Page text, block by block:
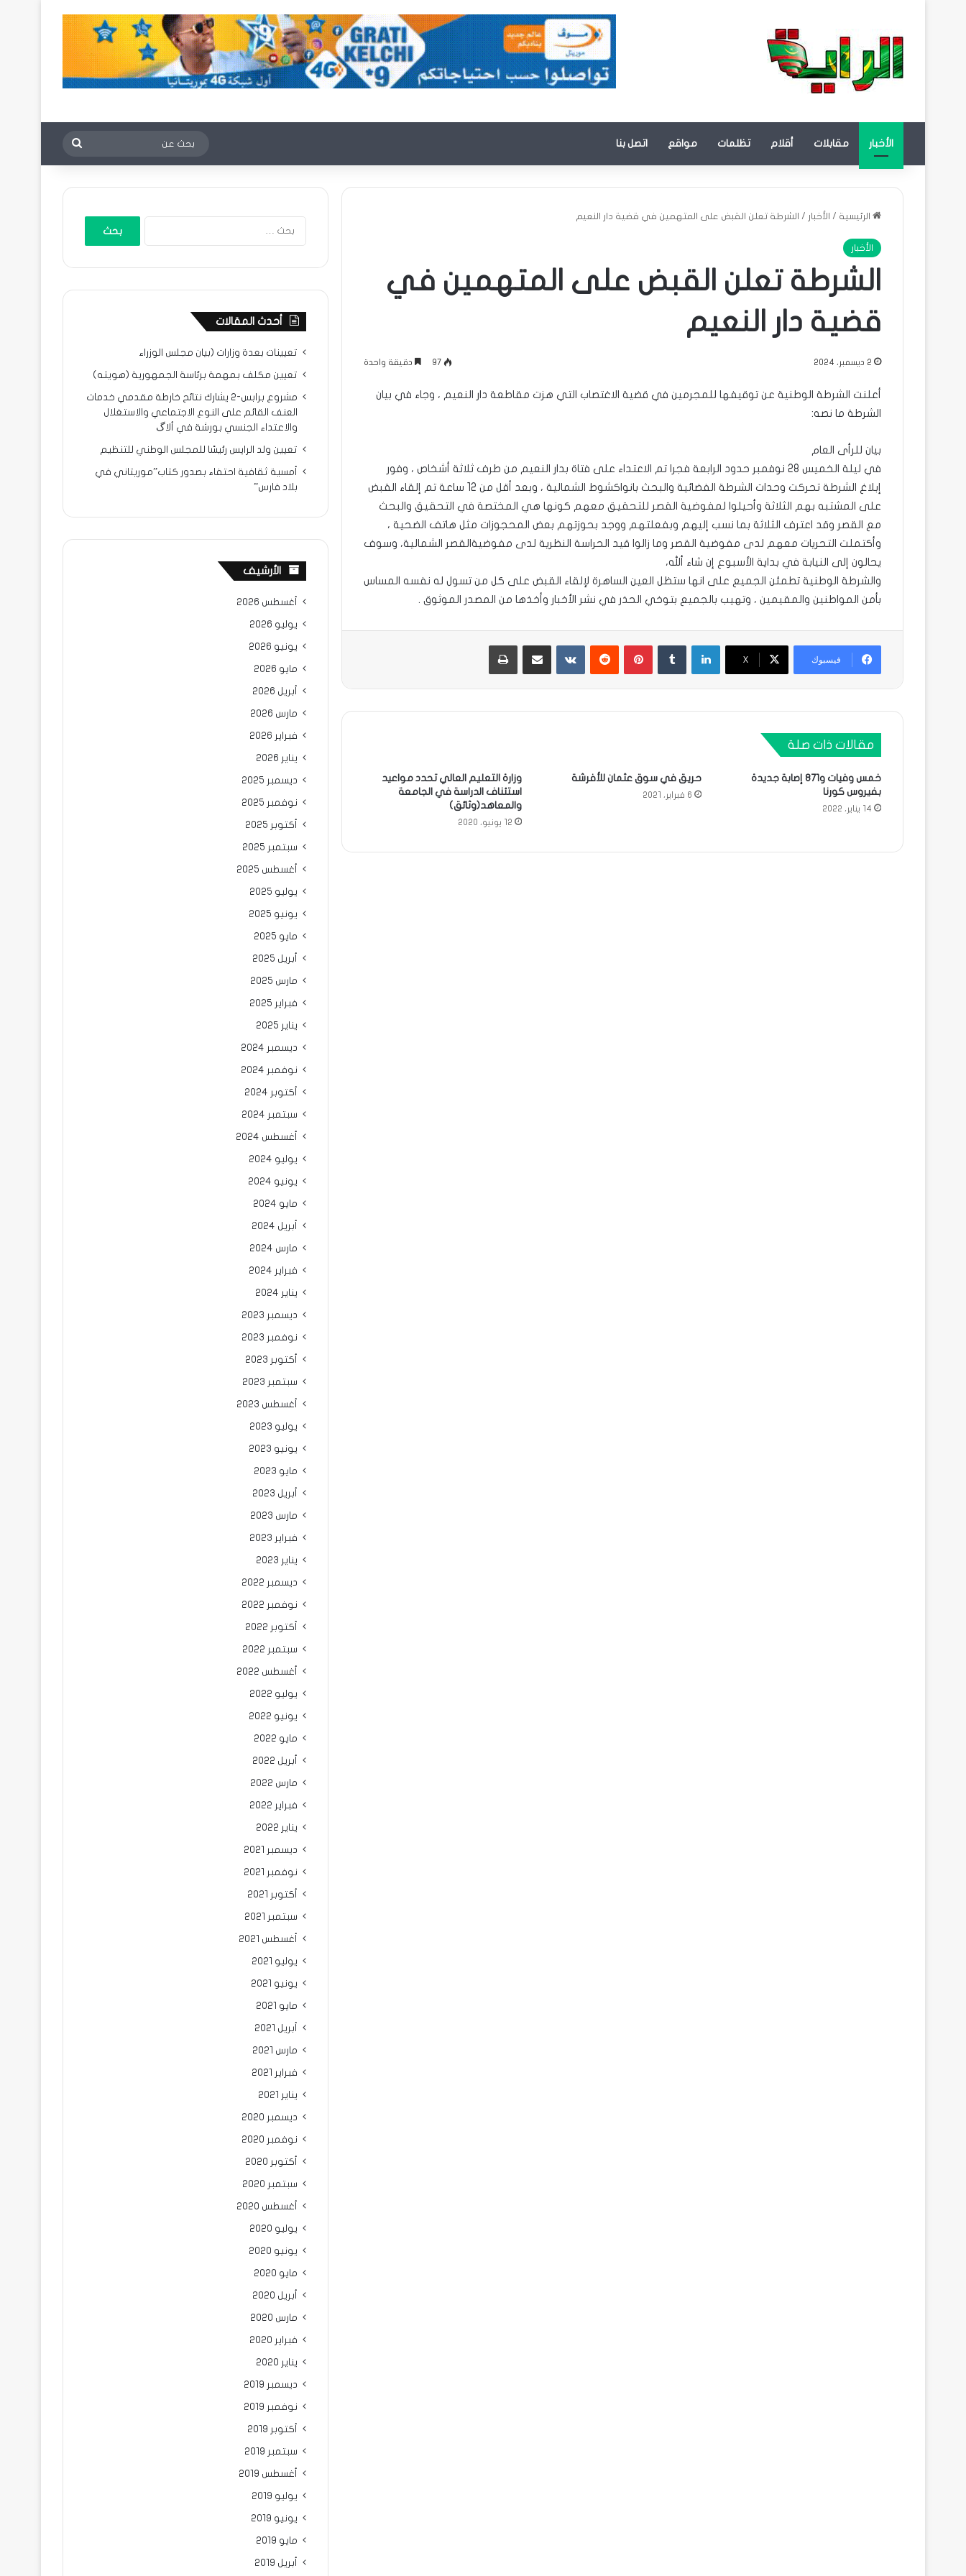
الأخبار مقابلات أقلام تظلمات مواقع اتصل بنا بحث
عن
الرئيسية / الأخبار / الشرطة تعلن القبض على المتهمين في قضية دار النعيم
الأخبار
الشرطة تعلن القبض على المتهمين في
قضية دار النعيم
2 ديسمبر، 2024 97 دقيقة واحدة
أعلنت الشرطة الوطنية عن توقيفها للمجرمين في قضية الاغتصاب التي هزت مقاطعة دار النعيم ، وجاء في بيان
الشرطة ما نصه:
بيان للرأى العام
في ليلة الخميس 28 نوفمبر حدود الرابعة فجرا تم الاعتداء على فتاة بدار النعيم من طرف ثلاثة أشخاص ، وفور
إبلاغ الشرطة تحركت وحدات الشرطة الفضائية والبحث بانواكشوط الشمالية ، وبعد أقل من 12 ساعة تم إلقاء القبض
على المشتبه بهم الثلاثة وأحيلوا لمفوضية القصر للتحقيق معهم كونها هي المختصة في التحقيق والبحث
مع القصر وقد اعترف الثلاثة بما نسب إليهم وبفعلتهم ووجد بحوزتهم بعض المحجوزات مثل هاتف الضحية ،
وأكتملت التحريات معهم لدى مفوضية القصر وما زالوا قيد الحراسة النظرية لدى مفوضيةالقصر الشمالية، وسوف
يحالون إلى النيابة في بداية الأسبوع إن شاء ألله،
والشرطة الوطنية تطمئن الجميع على انها ستظل العين الساهرة لإلقاء القبض على كل من تسول له نفسه المساس
بأمن المواطنين والمقيمين ، وتهيب بالجميع بتوخي الحذر في نشر الأخبار وأخذها من المصدر الموثوق .
فيسبوك X
لينكدإن بينتيريست مشاركة عبر البريد طباعة
مقالات ذات صلة
خمس وفيات و871 إصابة جديدة
بفيروس كورنا
14 يناير، 2022
حريق في سوق عثمان للأفرشة
6 فبراير، 2021
وزارة التعليم العالي تحدد مواعيد
استئناف الدراسة في الجامعة
والمعاهد(وثائق)
12 يونيو، 2020
أحدث المقالات
تعيينات بعدة وزارات (بيان مجلس الوزراء
تعيين مكلف بمهمة برئاسة الجمهورية (هويته)
مشروع برابس-2 يشارك نتائح خارطة مقدمي خدمات
العنف القائم على النوع الاجتماعي والاستغلال
والاعتداء الجنسي بورشة في ألاگ
تعيين ولد الرايس رئيسًا للمجلس الوطني للتنظيم
أمسية ثقافية احتفاء بصدور كتاب”موريتاني في
بلاد فارس”
الأرشيف
أغسطس 2026
يوليو 2026
يونيو 2026
مايو 2026
أبريل 2026
مارس 2026
فبراير 2026
يناير 2026
ديسمبر 2025
نوفمبر 2025
أكتوبر 2025
سبتمبر 2025
أغسطس 2025
يوليو 2025
يونيو 2025
مايو 2025
أبريل 2025
مارس 2025
فبراير 2025
يناير 2025
ديسمبر 2024
نوفمبر 2024
أكتوبر 2024
سبتمبر 2024
أغسطس 2024
يوليو 2024
يونيو 2024
مايو 2024
أبريل 2024
مارس 2024
فبراير 2024
يناير 2024
ديسمبر 2023
نوفمبر 2023
أكتوبر 2023
سبتمبر 2023
أغسطس 2023
يوليو 2023
يونيو 2023
مايو 2023
أبريل 2023
مارس 2023
فبراير 2023
يناير 2023
ديسمبر 2022
نوفمبر 2022
أكتوبر 2022
سبتمبر 2022
أغسطس 2022
يوليو 2022
يونيو 2022
مايو 2022
أبريل 2022
مارس 2022
فبراير 2022
يناير 2022
ديسمبر 2021
نوفمبر 2021
أكتوبر 2021
سبتمبر 2021
أغسطس 2021
يوليو 2021
يونيو 2021
مايو 2021
أبريل 2021
مارس 2021
فبراير 2021
يناير 2021
ديسمبر 2020
نوفمبر 2020
أكتوبر 2020
سبتمبر 2020
أغسطس 2020
يوليو 2020
يونيو 2020
مايو 2020
أبريل 2020
مارس 2020
فبراير 2020
يناير 2020
ديسمبر 2019
نوفمبر 2019
أكتوبر 2019
سبتمبر 2019
أغسطس 2019
يوليو 2019
يونيو 2019
مايو 2019
أبريل 2019